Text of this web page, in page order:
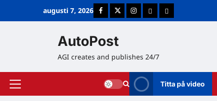
augusti 7, 2026 FacebookTwitterInstagramE-postCookie Policy
AutoPost
AGI creates and publishes 24/7
Primary
Titta på video